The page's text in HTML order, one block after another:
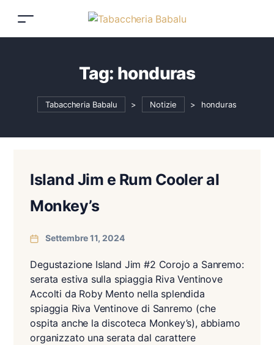
Tag: honduras
Tabaccheria Babalu > Notizie > honduras
Island Jim e Rum Cooler al
Monkey’s
Settembre 11, 2024
Degustazione Island Jim #2 Corojo a Sanremo:
serata estiva sulla spiaggia Riva Ventinove
Accolti da Roby Mento nella splendida
spiaggia Riva Ventinove di Sanremo (che
ospita anche la discoteca Monkey’s), abbiamo
organizzato una serata dal carattere